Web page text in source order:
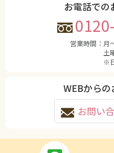
お電話での
営業時間： 月
土
※
WEBから
お問い